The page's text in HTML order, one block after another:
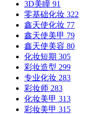
3D美瞳 91
零基础化妆 322
鑫天使化妆 77
鑫天使美甲 79
鑫天使美容 80
化妆短期 305
彩妆造型 299
专业化妆 283
彩妆师 283
化妆美甲 313
彩妆美甲 315